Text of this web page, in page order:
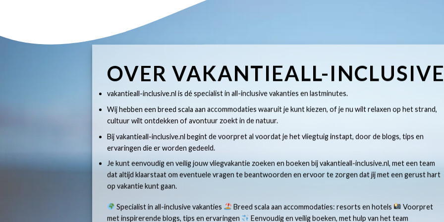
OVER VAKANTIEALL-
vakantieall-inclusive.nl is dé specialist in all-inclusive vakanties en lastminutes.
Wij hebben een breed scala aan accommodaties waaruit je kunt kiezen, of je nu wilt relaxen op het strand,
cultuur wilt ontdekken of avontuur zoekt in de natuur.
Bij vakantieall-inclusive.nl begint de voorpret al voordat je het vliegtuig instapt, door de blogs, tips en
ervaringen die er worden gedeeld.
Je kunt eenvoudig en veilig jouw vliegvakantie zoeken en boeken bij vakantieall-inclusive.nl, met een team
dat altijd klaarstaat om eventuele vragen te beantwoorden en ervoor te zorgen dat jij met een gerust hart
op vakantie kunt gaan.
Specialist in all-inclusive vakanties Breed scala aan accommodaties: resorts en hotels
Voorpret
met inspirerende blogs, tips en ervaringen
Eenvoudig en veilig boeken, met hulp van het team